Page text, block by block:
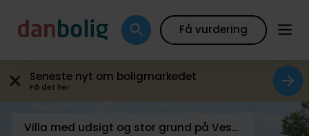
Få vurdering
Seneste nyt om boligmarkedet
Få det her
Villa med udsigt og stor grund på Vestmøn
Galleri Plantegning Boligfakta Kort